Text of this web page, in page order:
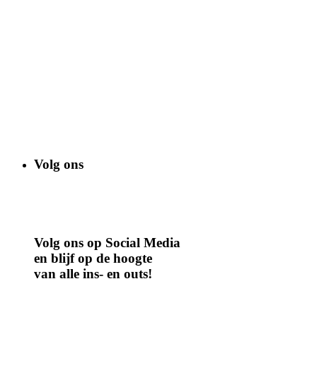
Volg ons
Volg ons op Social Media
en blijf op de hoogte
van alle ins- en outs!